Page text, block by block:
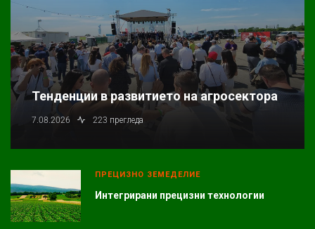
Тенденции в развитието на агросектора
7.08.2026 223 прегледа
ПРЕЦИЗНО ЗЕМЕДЕЛИЕ
Интегрирани прецизни технологии